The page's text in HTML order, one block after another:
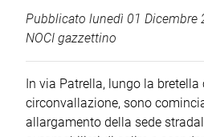
Pubblicato lunedì 01 Dicembre
NOCI gazzettino
In via Patrella, lungo la
circonvallazione, sono
allargamento della sede